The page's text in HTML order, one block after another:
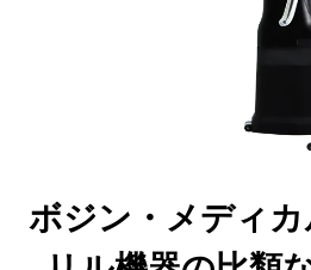
ボジン・メディ